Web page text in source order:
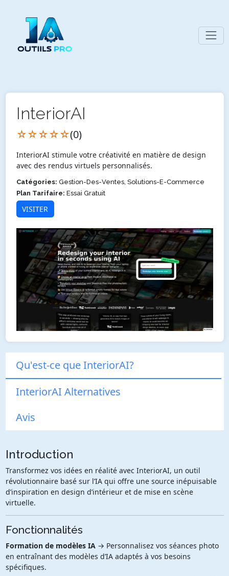
InteriorAI
☆☆☆☆☆(0)
InteriorAI stimule votre créativité en matière de design
avec des rendus virtuels personnalisés.
Catégories: Gestion-Des-Ventes, Solutions-E-Commerce
Plan Tarifaire: Essai Gratuit
VISITER
Qu'est-ce que InteriorAI?
InteriorAI Alternatives
Avis
Introduction
Transformez vos idées en réalité avec InteriorAI, un outil
révolutionnaire basé sur l’IA qui offre une source inépuisable
d’inspiration en design d’intérieur et de mise en scène
virtuelle.
Fonctionnalités
Formation de modèles IA→ Personnalisez vos séances photo
en entraînant des modèles d’IA adaptés à vos besoins
spécifiques.